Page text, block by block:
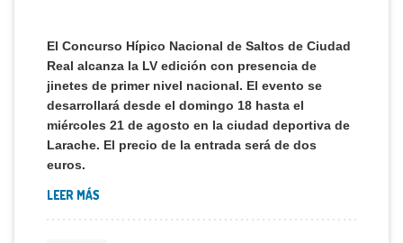
El Concurso Hípico Nacional de Saltos de Ciudad
Real alcanza la LV edición con presencia de
jinetes de primer nivel nacional. El evento se
desarrollará desde el domingo 18 hasta el
miércoles 21 de agosto en la ciudad deportiva de
Larache. El precio de la entrada será de dos
euros.
LEER MÁS